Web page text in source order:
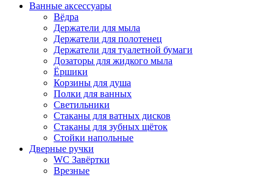
Ванные аксессуары
Вёдра
Держатели для мыла
Держатели для полотенец
Держатели для туалетной бумаги
Дозаторы для жидкого мыла
Ёршики
Корзины для душа
Полки для ванных
Светильники
Стаканы для ватных дисков
Стаканы для зубных щёток
Стойки напольные
Дверные ручки
WC Завёртки
Врезные